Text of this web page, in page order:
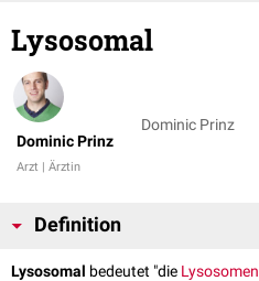
Lysosomal
Dominic Prinz
Arzt | Ärztin
Dominic Prinz
Definition
Lysosomal bedeutet "die Lysosomen